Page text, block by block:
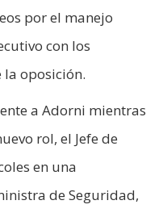
por el manejo
con los
oposición.
a Adorni mientras
rol, el Jefe de
en una
de Seguridad,